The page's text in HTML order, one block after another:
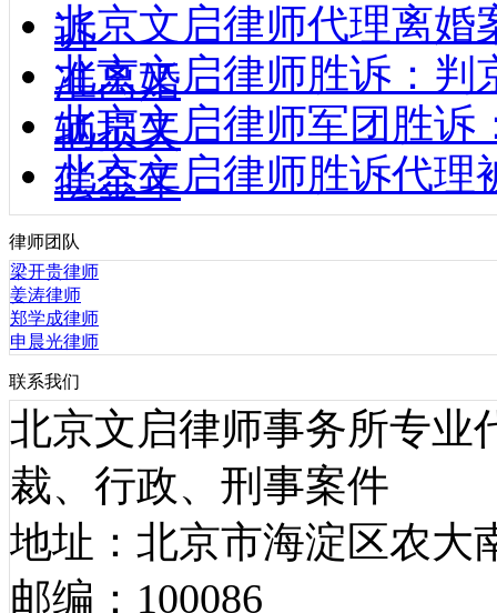
诉
北京文启律师代理离婚
准离婚
北京文启律师胜诉：判
辆损失
北京文启律师军团胜诉
偿金年
北京文启律师胜诉代理
律师团队
梁开贵律师
姜涛律师
郑学成律师
申晨光律师
联系我们
北京文启律师事务所专业
裁、行政、刑事案件
地址：北京市海淀区农大
邮编：100086